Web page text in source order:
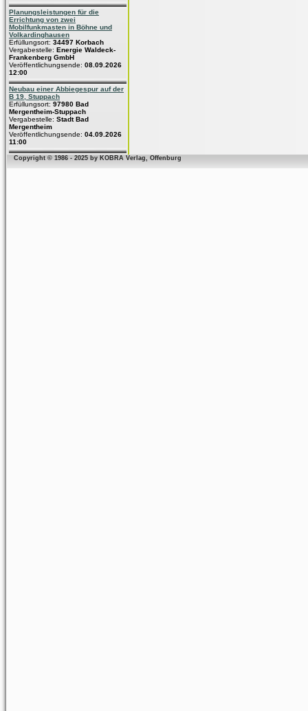
Planungsleistungen für die
Errichtung von zwei
Mobilfunkmasten in Böhne und
Volkardinghausen
Erfüllungsort: 34497 Korbach
Vergabestelle: Energie Waldeck-
Frankenberg GmbH
Veröffentlichungsende: 08.09.2026
12:00
Neubau einer Abbiegespur auf der
B 19, Stuppach
Erfüllungsort: 97980 Bad
Mergentheim-Stuppach
Vergabestelle: Stadt Bad
Mergentheim
Veröffentlichungsende: 04.09.2026
11:00
Copyright © 1986 - 2025 by KOBRA Verlag, Offenburg